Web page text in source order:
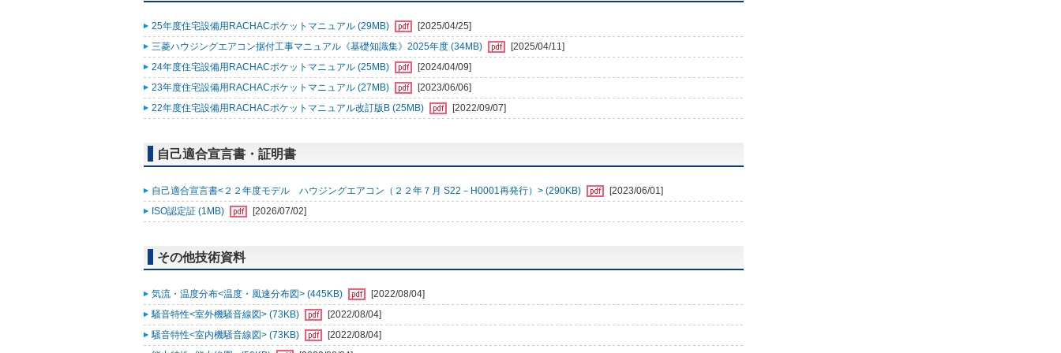
25年度住宅設備用RACHACポケットマニュアル (29MB)
[2025/04/25]
三菱ハウジングエアコン据付工事マニュアル《基礎知識集》2025年度 (34MB)
[2025/04/11]
24年度住宅設備用RACHACポケットマニュアル (25MB)
[2024/04/09]
23年度住宅設備用RACHACポケットマニュアル (27MB)
[2023/06/06]
22年度住宅設備用RACHACポケットマニュアル改訂版B (25MB)
[2022/09/07]
自己適合宣言書・証明書
自己適合宣言書<２２年度モデル ハウジングエアコン（２２年７月 S22－H0001再発行）> (290KB)
[2023/06/01]
ISO認定証 (1MB)
[2026/07/02]
その他技術資料
気流・温度分布<温度・風速分布図> (445KB)
[2022/08/04]
騒音特性<室外機騒音線図> (73KB)
[2022/08/04]
騒音特性<室内機騒音線図> (73KB)
[2022/08/04]